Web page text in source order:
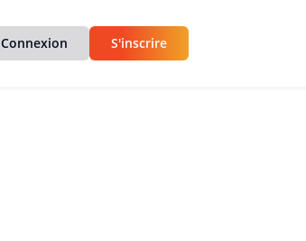
Connexion S'inscrire